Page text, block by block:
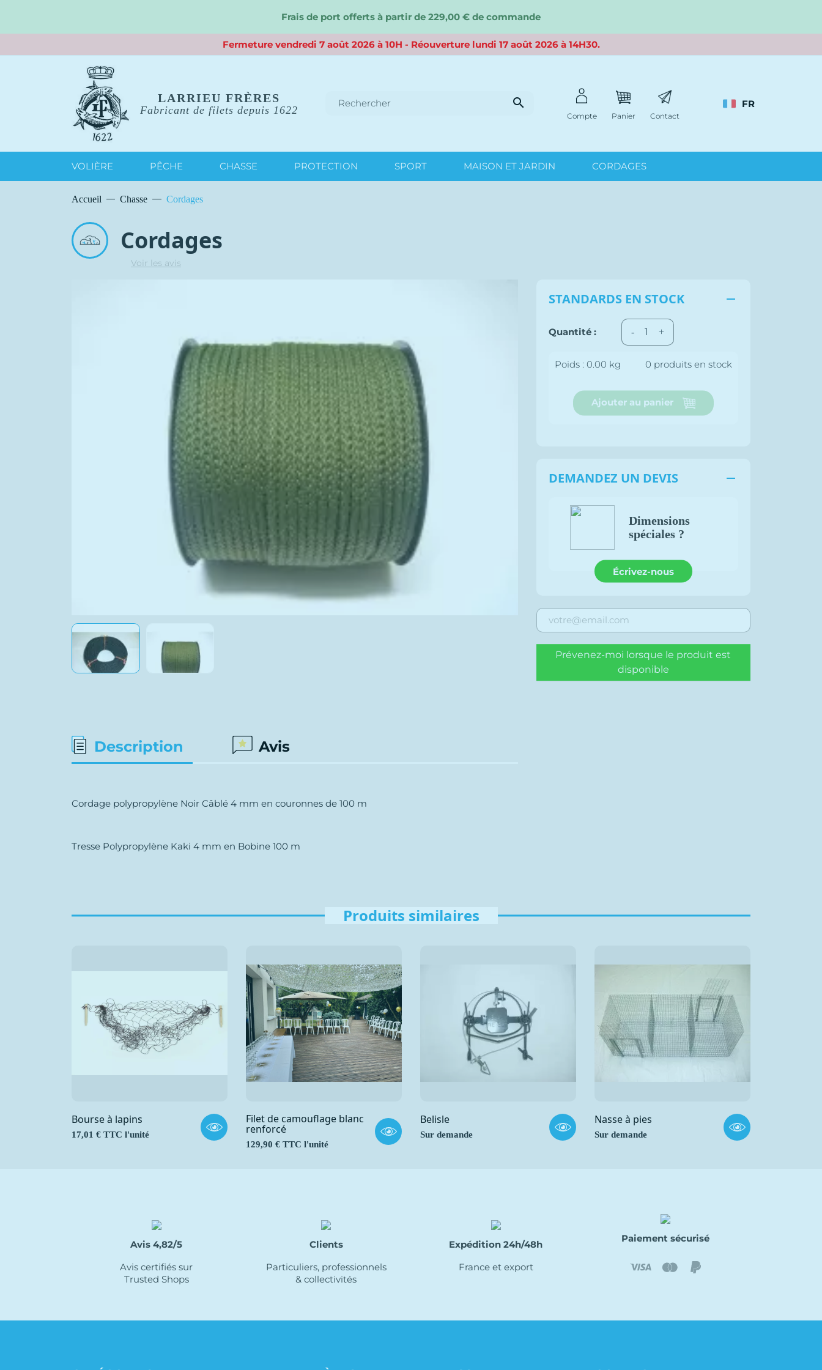
Frais de port offerts à partir de 229,00 € de commande
Fermeture vendredi 7 août 2026 à 10H - Réouverture lundi 17 août 2026 à 14H30.
LARRIEU FRÈRES
Fabricant de filets depuis 1622 
Compte Panier Contact
FR
VOLIÈRE PÊCHE CHASSE PROTECTION SPORT MAISON ET JARDIN CORDAGES
Accueil Chasse Cordages
Cordages
Voir les avis
STANDARDS EN STOCK 
Quantité : - +
Poids : 0.00 kg 0 produits en stock
Ajouter au panier
DEMANDEZ UN DEVIS 
Dimensions
spéciales ?
Écrivez-nous
Prévenez-moi lorsque le produit est
disponible
Description Avis
Cordage polypropylène Noir Câblé 4 mm en couronnes de 100 m
Tresse Polypropylène Kaki 4 mm en Bobine 100 m
Produits similaires
Bourse à lapins
Prix
17,01 € TTC l'unité
Filet de camouflage blanc
renforcé
Prix
129,90 € TTC l'unité
Belisle
Sur demande
Nasse à pies
Sur demande
Avis 4,82/5
Avis certifiés sur
Trusted Shops
Clients
Particuliers, professionnels
& collectivités
Expédition 24h/48h
France et export
Paiement sécurisé